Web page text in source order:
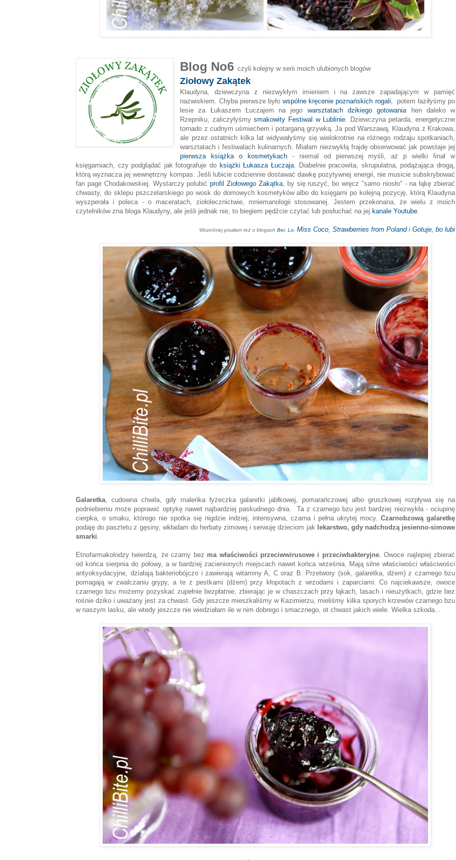
Blog No6czyli kolejny w serii moich ulubionych blogów
Ziołowy Zakątek
Klaudyna, dziewczyna z niezwykłym imieniem i na zawsze zapadającym w pamięć
nazwiskiem. Chyba pierwsze było wspólne kręcenie poznańskich rogali, potem łaziłyśmy po
lesie za Łukaszem Łuczajem na jego warsztatach dzikiego gotowaniahen daleko w
Rzepniku, zaliczyłyśmysmakowity Festiwal w Lublinie. Dziewczyna petarda, energetyczne
tornado z cudnym uśmiechem i potarganą grzywką. Ja pod Warszawą, Klaudyna z Krakowa,
ale przez ostatnich kilka lat widywałyśmy się wielokrotnie na różnego rodzaju spotkaniach,
warsztatach i festiwalach kulinarnych. Miałam niezwykłą frajdę obserwować jak powstaje jej
pierwsza książka o kosmetykach- niemal od pierwszej myśli, aż p wielki finał w
księgarniach, czy podglądać jak fotografuje do książki Łukasza Łuczaja. Diabelnie pracowita, skrupulatna, podążająca drogą,
którą wyznacza jej wewnętrzny kompas. Jeśli lubicie codziennie dostawać dawkę pozytywnej energii, nie musicie subskrybować
fan page Chodakowskiej. Wystarczy polubićprofil Ziołowego Zakątka, by się ruszyć, bo wręcz "samo niosło" - na łąkę zbierać
chwasty, do sklepu pszczelarskiego po wosk do domowych kosmetyków albo do księgarni po kolejną pozycję, którą Klaudyna
wyszperała i poleca - o maceratach, ziołolecznictwie, mniemanologii stosowanej. Jestem przekonana, że wielu z moich
czytelników zna bloga Klaudyny, ale jeśli jednak nie, to biegiem pędźcie czytać lub posłuchać na jej kanale Youtube.
Wcześniej pisałam też o blogach Bei, Lo Miss Coco, Strawberries from Polandi Gotuje, bo lubi
Galaretka, cudowna chwila, gdy maleńka łyżeczka galaretki jabłkowej, pomarańczowej albo gruszkowej rozpływa się na
podniebieniu może poprawić optykę nawet najbardziej paskudnego dnia. Ta z czarnego bzu jest bardziej niezwykła - ociupinę
cierpka, o smaku, którego nie spotka się nigdzie indziej, intensywna, czarna i pełna ukrytej mocy. Czarnobzową galaretkę
podaję do pasztetu z gęsiny, wkładam do herbaty zimowej i serwuję dzieciom jak lekarstwo, gdy nadchodzą jesienno-simowe
smarki.
Etnofarmakolodzy twierdzą, że czarny bez ma właściwości przeciwwirusowe i przeciwbakteryjne. Owoce najlepiej zbierać
od końca sierpnia do połowy, a w bardziej zacienionych miejscach nawet końca września. Mają silne właściwości właściwości
antyoksydacyjne, działają bakteriobójczo i zawierają witaminy A, C oraz B. Przetwory (sok, galaretka, dżem) z czarnego bzu
pomagają w zwalczaniu grypy, a te z pestkami (dżem) przy kłopotach z wrzodami i zaparciami. Co najciekawsze, owoce
czarnego bzu możemy pozyskać zupełnie bezpłatnie, zbierając je w chaszczach przy łąkach, lasach i nieużytkach, gdzie bez
rośnie dziko i uważany jest za chwast. Gdy jeszcze mieszkaliśmy w Kazimierzu, mieliśmy kilka sporych krzewów czarnego bzu
w naszym lasku, ale wtedy jeszcze nie wiedziałam ile w nim dobrego i smacznego, ot chwast jakich wiele. Wielka szkoda...